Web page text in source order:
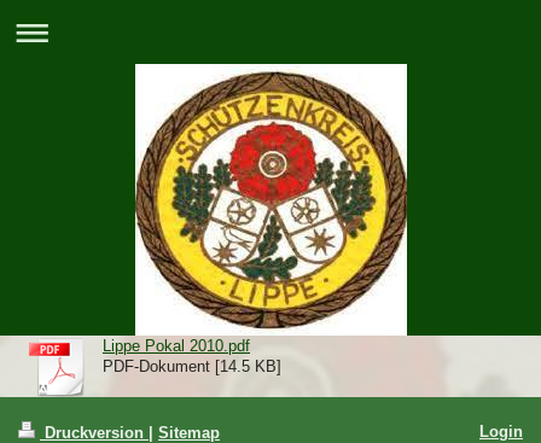
Lippe Pokal 2010.pdf
PDF-Dokument [14.5 KB]
Druckversion
Sitemap
Login